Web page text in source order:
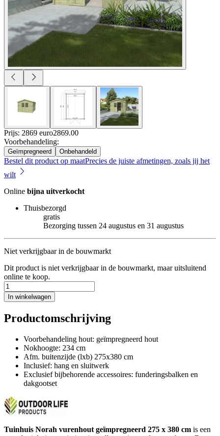
Prijs: 2869 euro2869.00
Voorbehandeling:
Geïmpregneerd Onbehandeld
Bestel dit product op maatPrecies de juiste afmetingen, zoals jij het
wilt
Online bijna uitverkocht
Thuisbezorgd
gratis
Bezorging tussen 24 augustus en 31 augustus
Niet verkrijgbaar in de bouwmarkt
Dit product is niet verkrijgbaar in de bouwmarkt, maar uitsluitend
online te koop.
In winkelwagen
Productomschrijving
Voorbehandeling hout: geïmpregneerd hout
Nokhoogte: 234 cm
Afm. buitenzijde (lxb) 275x380 cm
Inclusief: hang en sluitwerk
Exclusief bijbehorende accessoires: funderingsbalken en
dakgootset
Tuinhuis Norah vurenhout geïmpregneerd 275 x 380 cm is een